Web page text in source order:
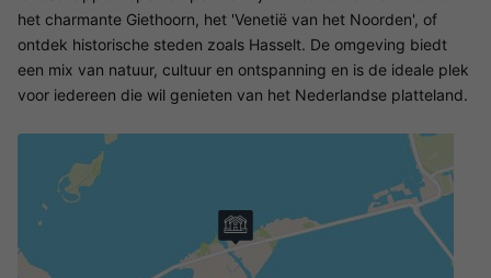
het charmante Giethoorn, het 'Venetië van het Noorden', of
ontdek historische steden zoals Hasselt. De omgeving biedt
een mix van natuur, cultuur en ontspanning en is de ideale plek
voor iedereen die wil genieten van het Nederlandse platteland.